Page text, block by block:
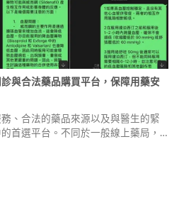
與合法藥品購買平台，保障用藥安
、合法的藥品來源以及與醫生的緊
首選平台。不同於一般線上藥局，